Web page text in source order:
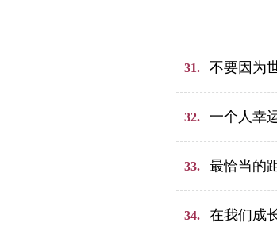
31. 不要因为
32. 一个人幸
33. 最恰当的
34. 在我们成